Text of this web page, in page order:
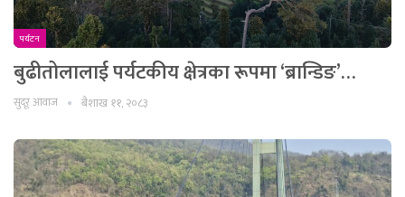
पर्यटन
बुढीतोलालाई पर्यटकीय क्षेत्रका रूपमा ‘ब्रान्डिङ’…
सुदूर आवाज बैशाख ११, २०८३